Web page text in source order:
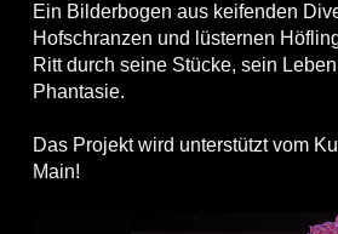
Ein Bilderbogen aus keifenden
Hofschranzen und lüsternen
Ritt durch seine Stücke, sein
Phantasie.
Das Projekt wird unterstützt vom
Main!